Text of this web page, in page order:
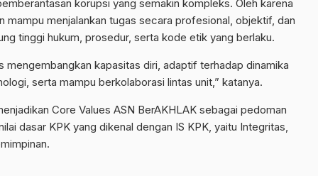
korupsi yang semakin kompleks. Oleh karena
mampu menjalankan tugas secara profesional, objektif, dan
tinggi hukum, prosedur, serta kode etik yang berlaku.
mengembangkan kapasitas diri, adaptif terhadap dinamika
serta mampu berkolaborasi lintas unit,” katanya.
Core Values ASN BerAKHLAK sebagai pedoman
dasar KPK yang dikenal dengan IS KPK, yaitu Integritas,